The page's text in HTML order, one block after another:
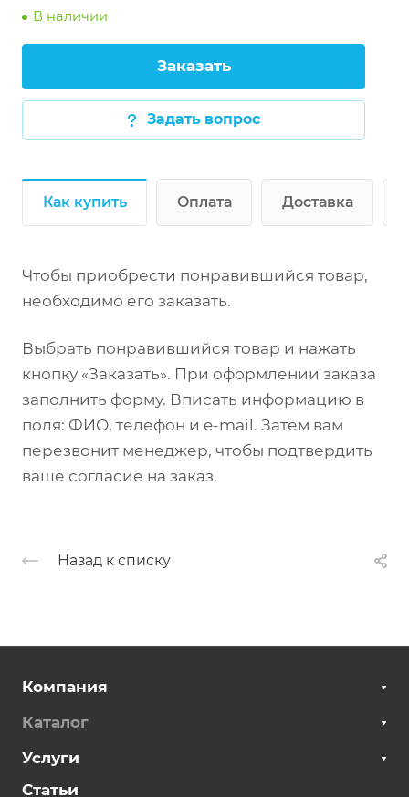
стали. разборный.
изготовлен полностью из нержавеющей
В наличии
Заказать
Задать вопрос
Как купить Оплата Доставка
Чтобы приобрести понравившийся товар,
необходимо его заказать.
Выбрать понравившийся товар и нажать
кнопку «Заказать». При оформлении заказа
заполнить форму. Вписать информацию в
поля: ФИО, телефон и e-mail. Затем вам
перезвонит менеджер, чтобы подтвердить
ваше согласие на заказ.
Назад к списку
Компания
Каталог
Услуги
Статьи